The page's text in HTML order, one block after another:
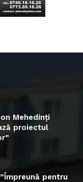
Mehedinți
proiectul
pentru